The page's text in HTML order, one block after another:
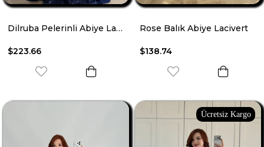
Dilruba Pelerinli Abiye Lacivert
$223.66
Rose Balık Abiye Lacivert
$138.74